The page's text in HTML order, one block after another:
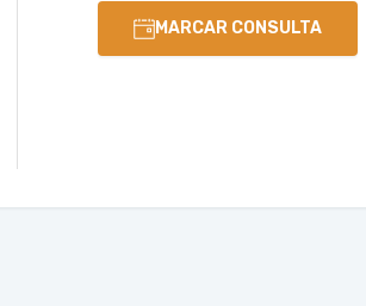
MARCAR CONSULTA